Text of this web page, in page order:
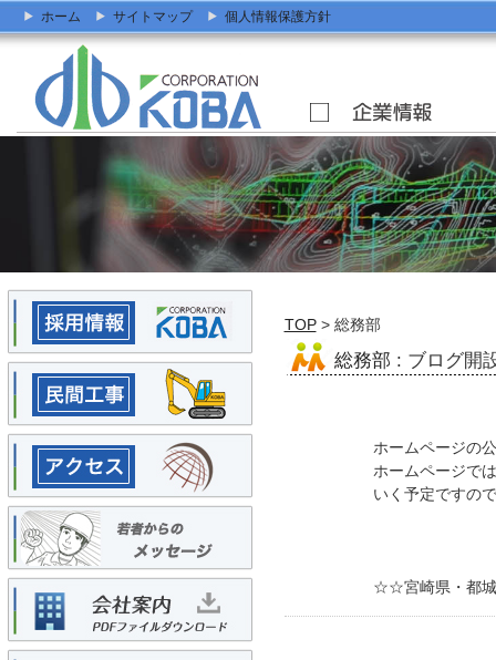
ホーム サイトマップ 個人情報保護方針
TOP> 総務部
総務部 : ブログ開
ホームページの
ホームページで
いく予定ですの
☆☆宮崎県・都城